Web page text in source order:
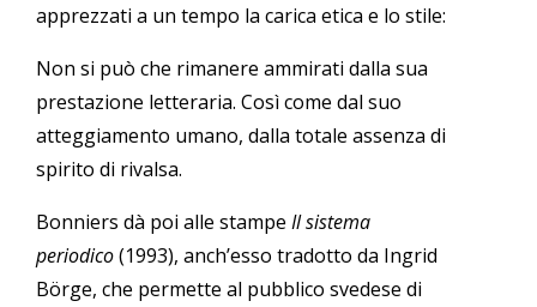
apprezzati a un tempo la carica etica e lo stile:
Non si può che rimanere ammirati dalla sua
prestazione letteraria. Così come dal suo
atteggiamento umano, dalla totale assenza di
spirito di rivalsa.
Bonniers dà poi alle stampe Il sistema
periodico(1993), anch’esso tradotto da Ingrid
Börge, che permette al pubblico svedese di